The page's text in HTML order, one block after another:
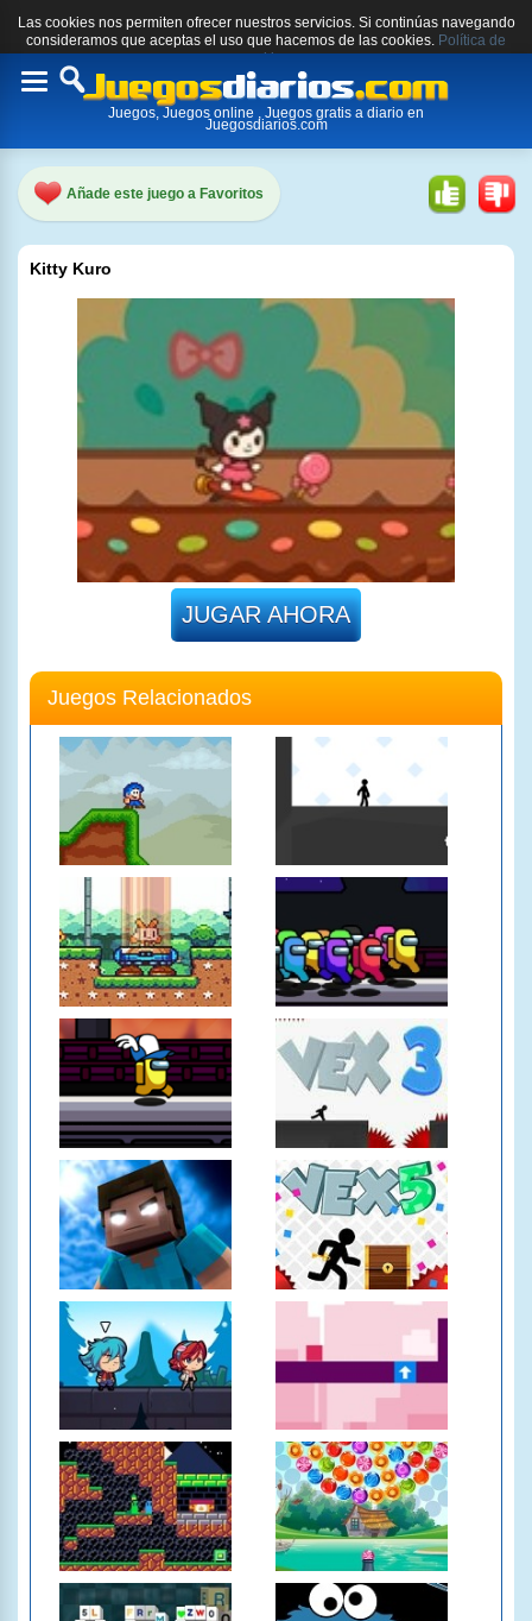
Las cookies nos permiten ofrecer nuestros servicios. Si continúas navegando
consideramos que aceptas el uso que hacemos de las cookies. Política de
cookies.
Toggle
Juegos, Juegos online , Juegos gratis a diario en
Juegosdiarios.com
Añade este juego a Favoritos
Kitty Kuro
JUGAR AHORA
Juegos Relacionados